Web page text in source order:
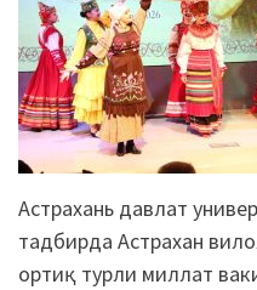
Астрахань давлат
тадбирда Астрахан
ортиқ турли миллат